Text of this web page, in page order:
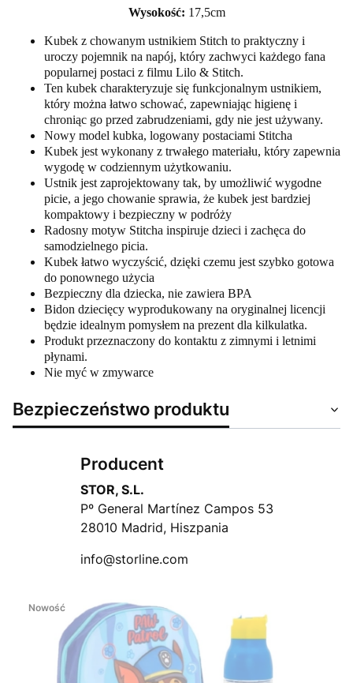
Wysokość: 17,5cm
Kubek z chowanym ustnikiem Stitch to praktyczny i
uroczy pojemnik na napój, który zachwyci każdego fana
popularnej postaci z filmu Lilo & Stitch.
Ten kubek charakteryzuje się funkcjonalnym ustnikiem,
który można łatwo schować, zapewniając higienę i
chroniąc go przed zabrudzeniami, gdy nie jest używany.
Nowy model kubka, logowany postaciami Stitcha
Kubek jest wykonany z trwałego materiału, który zapewnia
wygodę w codziennym użytkowaniu.
Ustnik jest zaprojektowany tak, by umożliwić wygodne
picie, a jego chowanie sprawia, że kubek jest bardziej
kompaktowy i bezpieczny w podróży
Radosny motyw Stitcha inspiruje dzieci i zachęca do
samodzielnego picia.
Kubek łatwo wyczyścić, dzięki czemu jest szybko gotowa
do ponownego użycia
Bezpieczny dla dziecka, nie zawiera BPA
Bidon dziecięcy wyprodukowany na oryginalnej licencji
będzie idealnym pomysłem na prezent dla kilkulatka.
Produkt przeznaczony do kontaktu z zimnymi i letnimi
płynami.
Nie myć w zmywarce
Bezpieczeństwo produktu
Producent
STOR, S.L.
Pº General Martínez Campos 53
28010 Madrid, Hiszpania
info@storline.com
Nowość